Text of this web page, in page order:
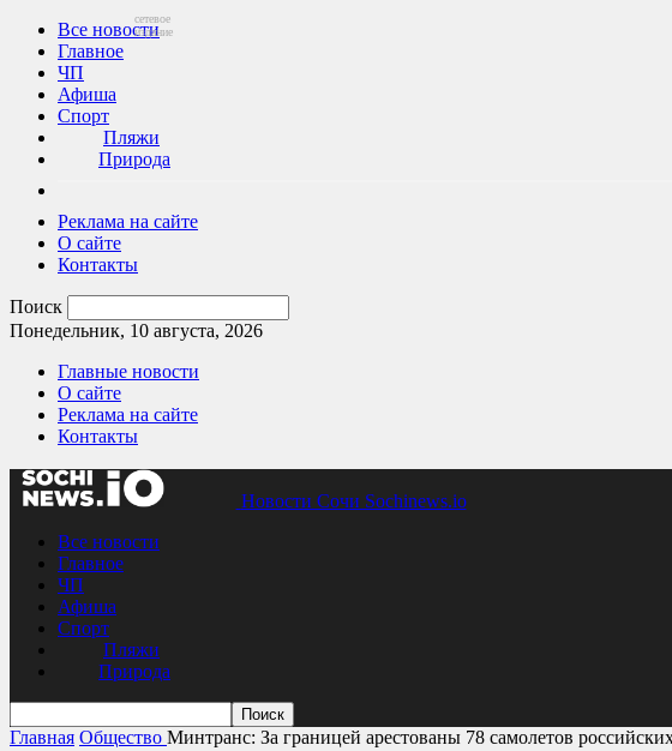
Все новости
Главное
ЧП
Афиша
Спорт
Пляжи
Природа
Реклама на сайте
О сайте
Контакты
Поиск
Понедельник, 10 августа, 2026
Главные новости
О сайте
Реклама на сайте
Контакты
Новости Сочи Sochinews.io
сетевое
издание
Все новости
Главное
ЧП
Афиша
Спорт
Пляжи
Природа
Главная Общество Минтранс: За границей арестованы 78 самолетов